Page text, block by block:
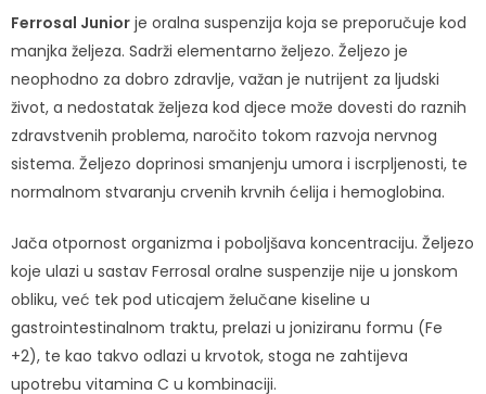
Ferrosal Junior je oralna suspenzija koja se preporučuje kod
manjka željeza. Sadrži elementarno željezo. Željezo je
neophodno za dobro zdravlje, važan je nutrijent za ljudski
život, a nedostatak željeza kod djece može dovesti do raznih
zdravstvenih problema, naročito tokom razvoja nervnog
sistema. Željezo doprinosi smanjenju umora i iscrpljenosti, te
normalnom stvaranju crvenih krvnih ćelija i hemoglobina.
Jača otpornost organizma i poboljšava koncentraciju. Željezo
koje ulazi u sastav Ferrosal oralne suspenzije nije u jonskom
obliku, već tek pod uticajem želučane kiseline u
gastrointestinalnom traktu, prelazi u joniziranu formu (Fe
+2), te kao takvo odlazi u krvotok, stoga ne zahtijeva
upotrebu vitamina C u kombinaciji.